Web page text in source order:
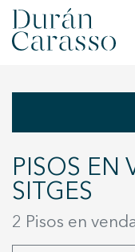
VENDRE
OBRA NOVA
PISOS EN VENDA A VINYET,
SITGES
2 Pisos en